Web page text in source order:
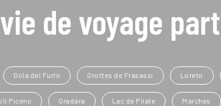
de voyage
Gola del Furlo Grottes de Frasassi Loreto
Piceno Gradara Lac de Pilate Marches